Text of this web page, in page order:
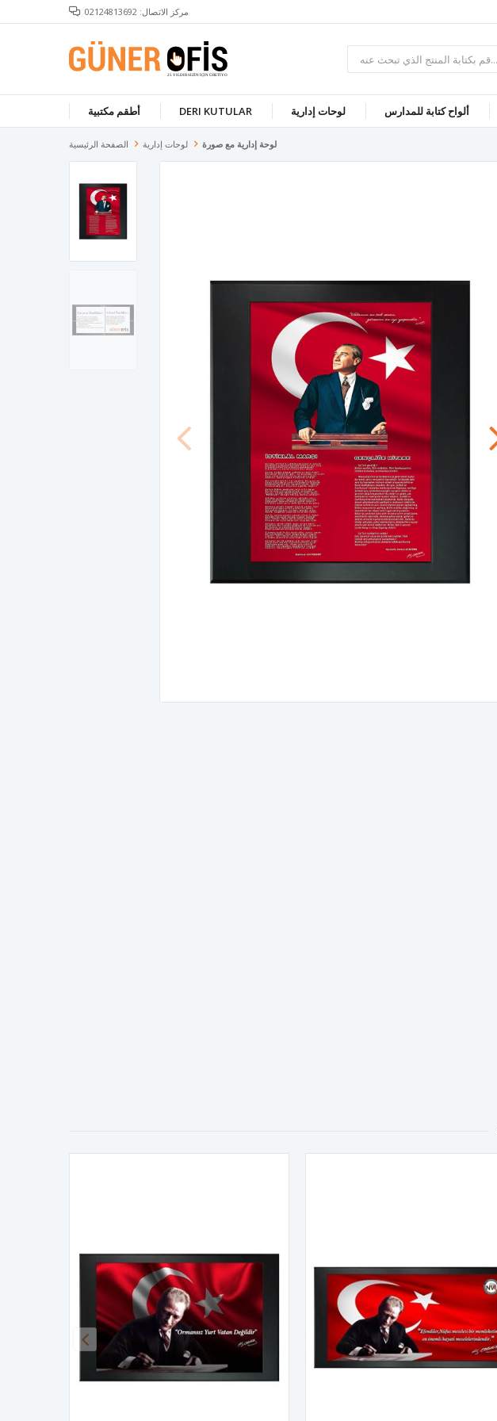
مركز الاتصال: 02124813692
أطقم مكتبية DERI KUTULAR لوحات إدارية ألواح كتابة للمدارس
الصفحة الرئيسية لوحات إدارية لوحة إدارية مع صورة